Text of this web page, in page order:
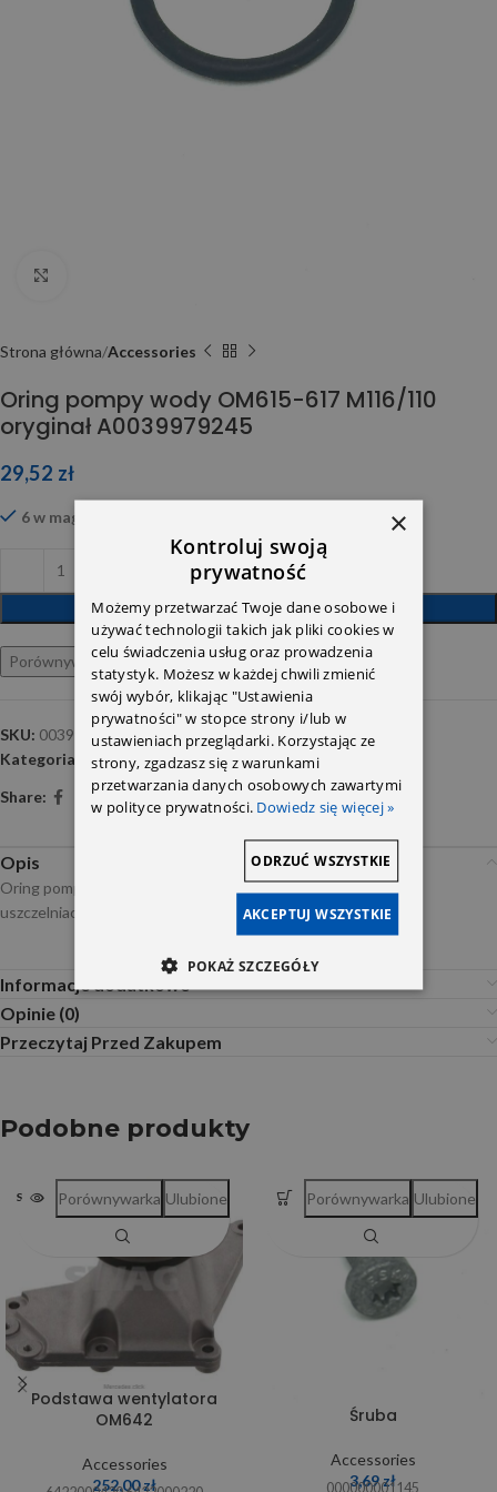
Strona główna Accessories
Oring pompy wody OM615-617 M116/110
oryginał A0039979245
29,52 zł
6 w magazynie
DODAJ DO KOSZYKA
Porównywarka Ulubione
SKU: 0039979245
Kategoria:
Accessories
Share:
Opis
Oring pompy wody OM615-617 M116/110 pod wirnik -przed
uszczelniaczem głównym oryginał A0039979245
Informacje dodatkowe
Opinie (0)
Przeczytaj Przed Zakupem
Podobne produkty
SOLD OUT
Podstawa wentylatora
OM642
Accessories
252,00zł
Porównywarka Ulubione
Śruba
Accessories
3,69zł
000000001145
Porównywarka Ulubione
×
Kontroluj swoją
prywatność
Możemy przetwarzać Twoje dane osobowe i
używać technologii takich jak pliki cookies w
celu świadczenia usług oraz prowadzenia
statystyk. Możesz w każdej chwili zmienić
swój wybór, klikając "Ustawienia
prywatności" w stopce strony i/lub w
ustawieniach przeglądarki. Korzystając ze
strony, zgadzasz się z warunkami
przetwarzania danych osobowych zawartymi
w polityce prywatności. Dowiedz się więcej »
AKCEPTUJ WSZYSTKIE
ODRZUĆ WSZYSTKIE
POKAŻ SZCZEGÓŁY